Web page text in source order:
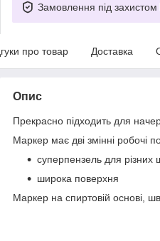
Замовлення під захистом
про товар Доставка
Опис
Прекрасно підходить для
Маркер має дві змінні робочі
суперпензель для різних
широка поверхня
Маркер на спиртовій основі,